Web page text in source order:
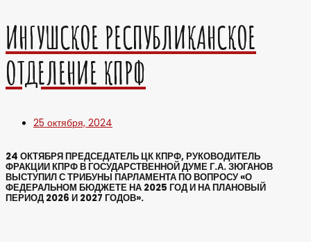
ИНГУШСКОЕ РЕСПУБЛИКАНСКОЕ
ОТДЕЛЕНИЕ КПРФ
25 октября, 2024
24 ОКТЯБРЯ ПРЕДСЕДАТЕЛЬ ЦК КПРФ, РУКОВОДИТЕЛЬ
ФРАКЦИИ КПРФ В ГОСУДАРСТВЕННОЙ ДУМЕ Г.А. ЗЮГАНОВ
ВЫСТУПИЛ С ТРИБУНЫ ПАРЛАМЕНТА ПО ВОПРОСУ «О
ФЕДЕРАЛЬНОМ БЮДЖЕТЕ НА 2025 ГОД И НА ПЛАНОВЫЙ
ПЕРИОД 2026 И 2027 ГОДОВ».